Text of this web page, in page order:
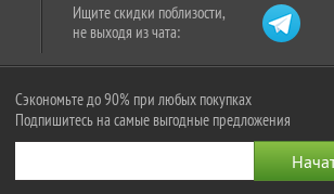
Ищите скидки поблизости,
не выходя из чата:
Сэкономьте до 90% при любых покупках
Подпишитесь на самые выгодные предложения